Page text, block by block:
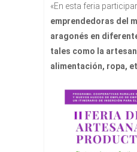
«En esta feria
emprendedoras del
aragonés en
tales como la
alimentación, ropa,